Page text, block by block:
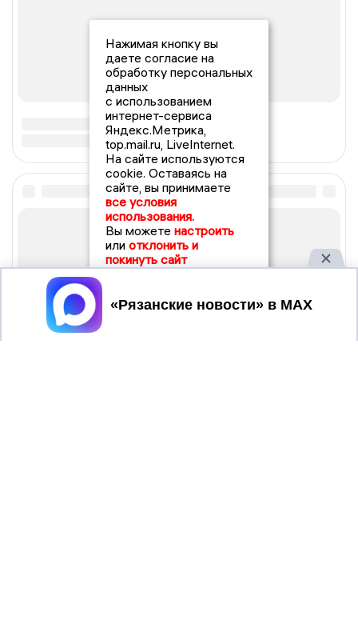
Нажимая кнопку вы
даете согласие на
обработку персональных
данных
с использованием
интернет-сервиса
Яндекс.Метрика,
top.mail.ru, LiveInternet.
На сайте используются
cookie. Оставаясь на
сайте, вы принимаете
все условия
использования.
Вы можете настроить
или отклонить и
покинуть сайт
Принять